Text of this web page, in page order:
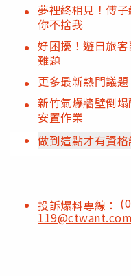
夢裡終相見！傅
你不捨我
好困擾！遊日旅
難題
更多最新熱門議
新竹氣爆牆壁倒
安置作業
做到這點才有資
投訴爆料專線：
119@ctwant.com